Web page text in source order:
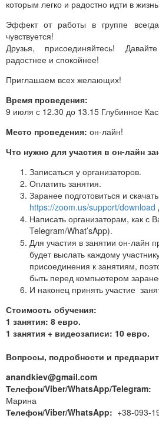
которым легко и радостно идти в
Эффект от работы в группе
чувствуется!
Друзья, присоединяйтесь!
радостнее и спокойнее!
Приглашаем всех желающих!
Время проведения:
9 июля с 12.30 до 13.15 Глубинное
Место проведения: он-лайн!
Что нужно для участия в он-лайн
Записаться у организаторов.
Оплатить занятия.
Заранее подготовиться и
https://zoom.us/support/download
Написать организаторам, как с
Telegram/What’sApp).
Для участия в занятии он-лайн
будет выслать каждому
присоединения к занятиям,
быть перед компьютером
И наконец принять участие
Стоимость обучения:
1 занятия: 8 евро.
1 занятия + видеозаписи: 10 евро.
Вопросы, подробности и
anandkiev@gmail.com
Телефон/Viber/WhatsApp/Telegram:
Марина
Телефон/Viber/WhatsApp: +38-093-